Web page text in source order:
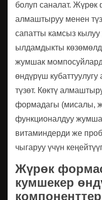
болуп саналат.
алмаштыруу менен
сапатты камсыз
ылдамдыкты
жумшак
өндүрүш
түзөт. Көктү
формадагы (мисалы,
функционалдуу
витаминдерди же
чыгаруу үчүн
Жүрөк
кумшекер